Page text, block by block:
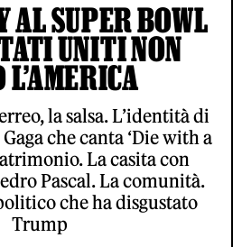
AL SUPER BOWL
UNITI NON
L’AMERICA
la salsa. L’identità di
che canta ‘Die with a
La casita con
Pascal. La comunità.
che ha disgustato
Trump